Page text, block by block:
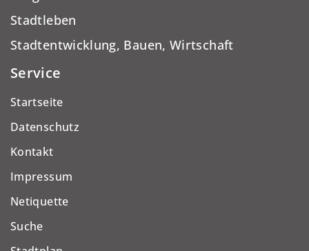
Stadtleben
Stadtentwicklung, Bauen, Wirtschaft
Service
Startseite
Datenschutz
Kontakt
Impressum
Netiquette
Suche